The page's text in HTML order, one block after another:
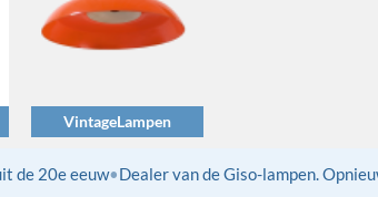
VintageLampen
20e eeuw•Dealer van de Giso-lampen.